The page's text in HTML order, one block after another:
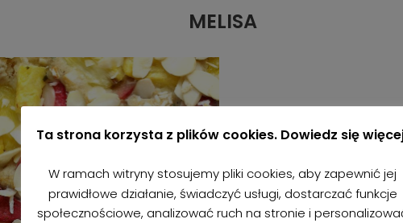
MELISA
Ta strona korzysta z plików cookies. Dowiedz się
W ramach witryny stosujemy pliki cookies, aby zapewnić jej
prawidłowe działanie, świadczyć usługi, dostarczać funkcje
społecznościowe, analizować ruch na stronie i